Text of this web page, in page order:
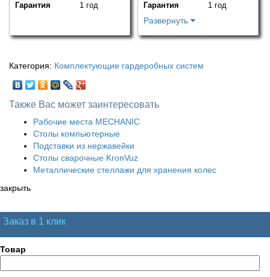
Гарантия
1 год
Гарантия
1 год
Развернуть
Категория: Комплектующие гардеробных систем
Также Вас может заинтересовать
Рабочие места MECHANIC
Столы компьютерные
Подставки из нержавейки
Столы сварочные KronVuz
Металлические стеллажи для хранения колес
закрыть
Заказ в 1 клик
Товар